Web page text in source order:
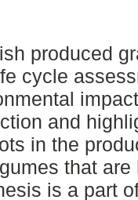
produced
cycle
and
in the
that
is a part